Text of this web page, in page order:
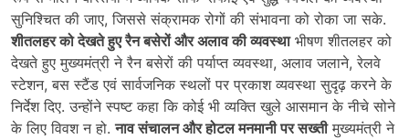
सुनिश्चित की जाए, जिससे संक्रामक रोगों की संभावना को रोका जा सके.
शीतलहर को देखते हुए रैन बसेरों और अलाव की व्यवस्थाभीषण शीतलहर को
देखते हुए मुख्यमंत्री ने रैन बसेरों की पर्याप्त व्यवस्था, अलाव जलाने, रेलवे
स्टेशन, बस स्टैंड एवं सार्वजनिक स्थलों पर प्रकाश व्यवस्था सुदृढ़ करने के
निर्देश दिए. उन्होंने स्पष्ट कहा कि कोई भी व्यक्ति खुले आसमान के नीचे सोने
के लिए विवश न हो.नाव संचालन और होटल मनमानी पर सख्तीमुख्यमंत्री ने